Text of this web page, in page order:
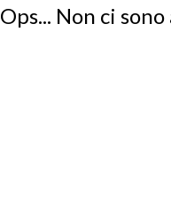
Ops... Non ci